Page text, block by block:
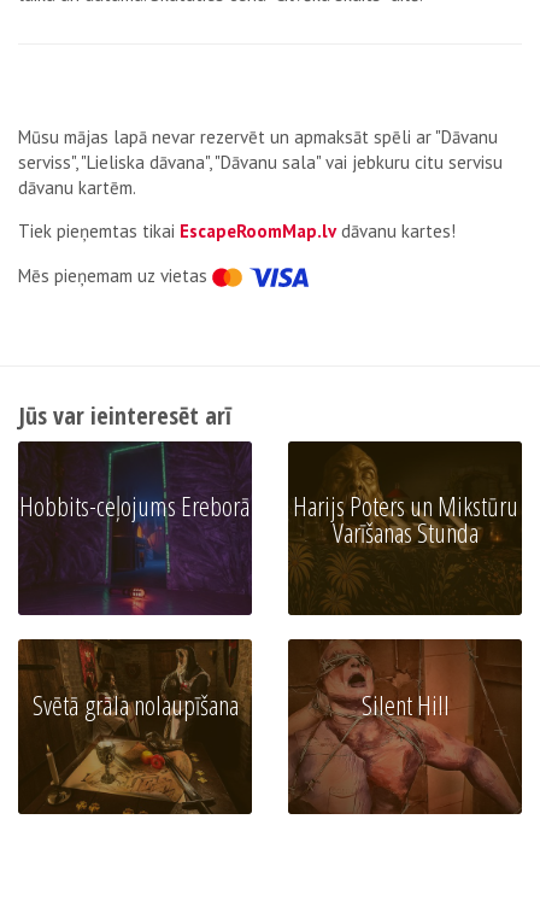
Mūsu mājas lapā nevar rezervēt un apmaksāt spēli ar "Dāvanu
serviss", "Lieliska dāvana", "Dāvanu sala" vai jebkuru citu servisu
dāvanu kartēm.
Tiek pieņemtas tikai EscapeRoomMap.lvdāvanu kartes!
Мēs pieņemam uz vietas
Jūs var ieinteresēt arī
Hobbits-ceļojums Ereborā Harijs Poters un Mikstūru
Varīšanas Stunda
Svētā grāla nolaupīšana Silent Hill